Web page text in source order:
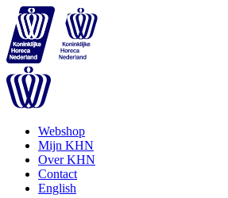
Webshop
Mijn KHN
Over KHN
Contact
English